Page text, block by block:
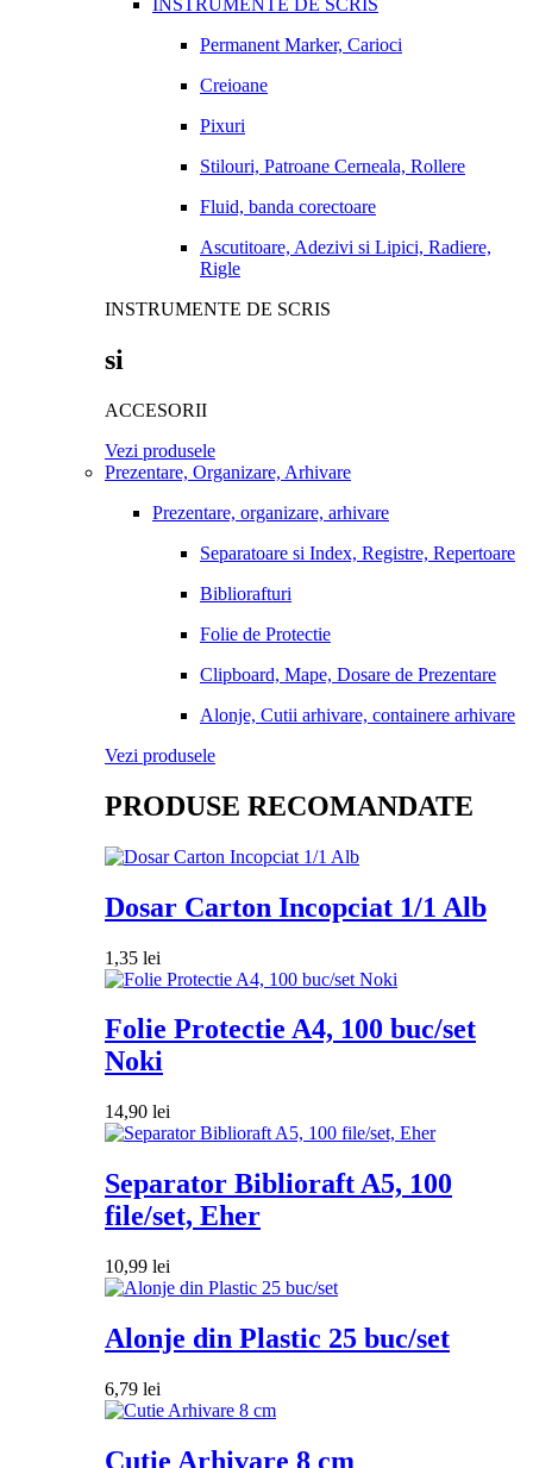
INSTRUMENTE DE SCRIS
Permanent Marker, Carioci
Creioane
Pixuri
Stilouri, Patroane Cerneala, Rollere
Fluid, banda corectoare
Ascutitoare, Adezivi si Lipici, Radiere,
Rigle
INSTRUMENTE DE SCRIS
si
ACCESORII
Vezi produsele
Prezentare, Organizare, Arhivare
Prezentare, organizare, arhivare
Separatoare si Index, Registre, Repertoare
Bibliorafturi
Folie de Protectie
Clipboard, Mape, Dosare de Prezentare
Alonje, Cutii arhivare, containere arhivare
Vezi produsele
PRODUSE RECOMANDATE
Dosar Carton Incopciat 1/1 Alb
1,35 lei
Folie Protectie A4, 100 buc/set
Noki
14,90 lei
Separator Biblioraft A5, 100
file/set, Eher
10,99 lei
Alonje din Plastic 25 buc/set
6,79 lei
Cutie Arhivare 8 cm